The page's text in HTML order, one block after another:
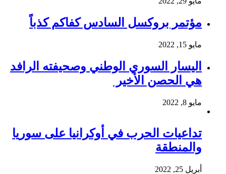
مؤتمر بروكسل السادس كفاكم كذباً
مايو 15, 2022
اليسار السوري الوطني وصحيفته الرافد
هي الحصن الأخير
مايو 8, 2022
تداعيات الحرب في أوكرانيا على سوريا
والمنطقة
أبريل 25, 2022